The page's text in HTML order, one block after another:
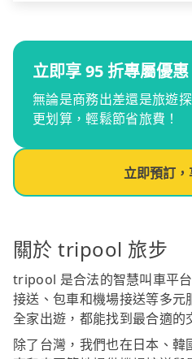
立即享 95 折專屬優惠
無論是商務出差還是旅遊
更划算，輕鬆節省旅費！
立即預訂
關於 tripool 旅步
tripool 是合法的智慧叫車平
接送、包車和機場接送等多
全家出遊，都能找到最合適的
除了台灣，我們也在日本、